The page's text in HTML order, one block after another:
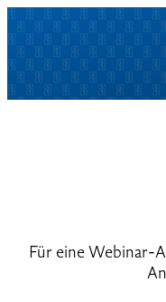
Für eine Webinar-